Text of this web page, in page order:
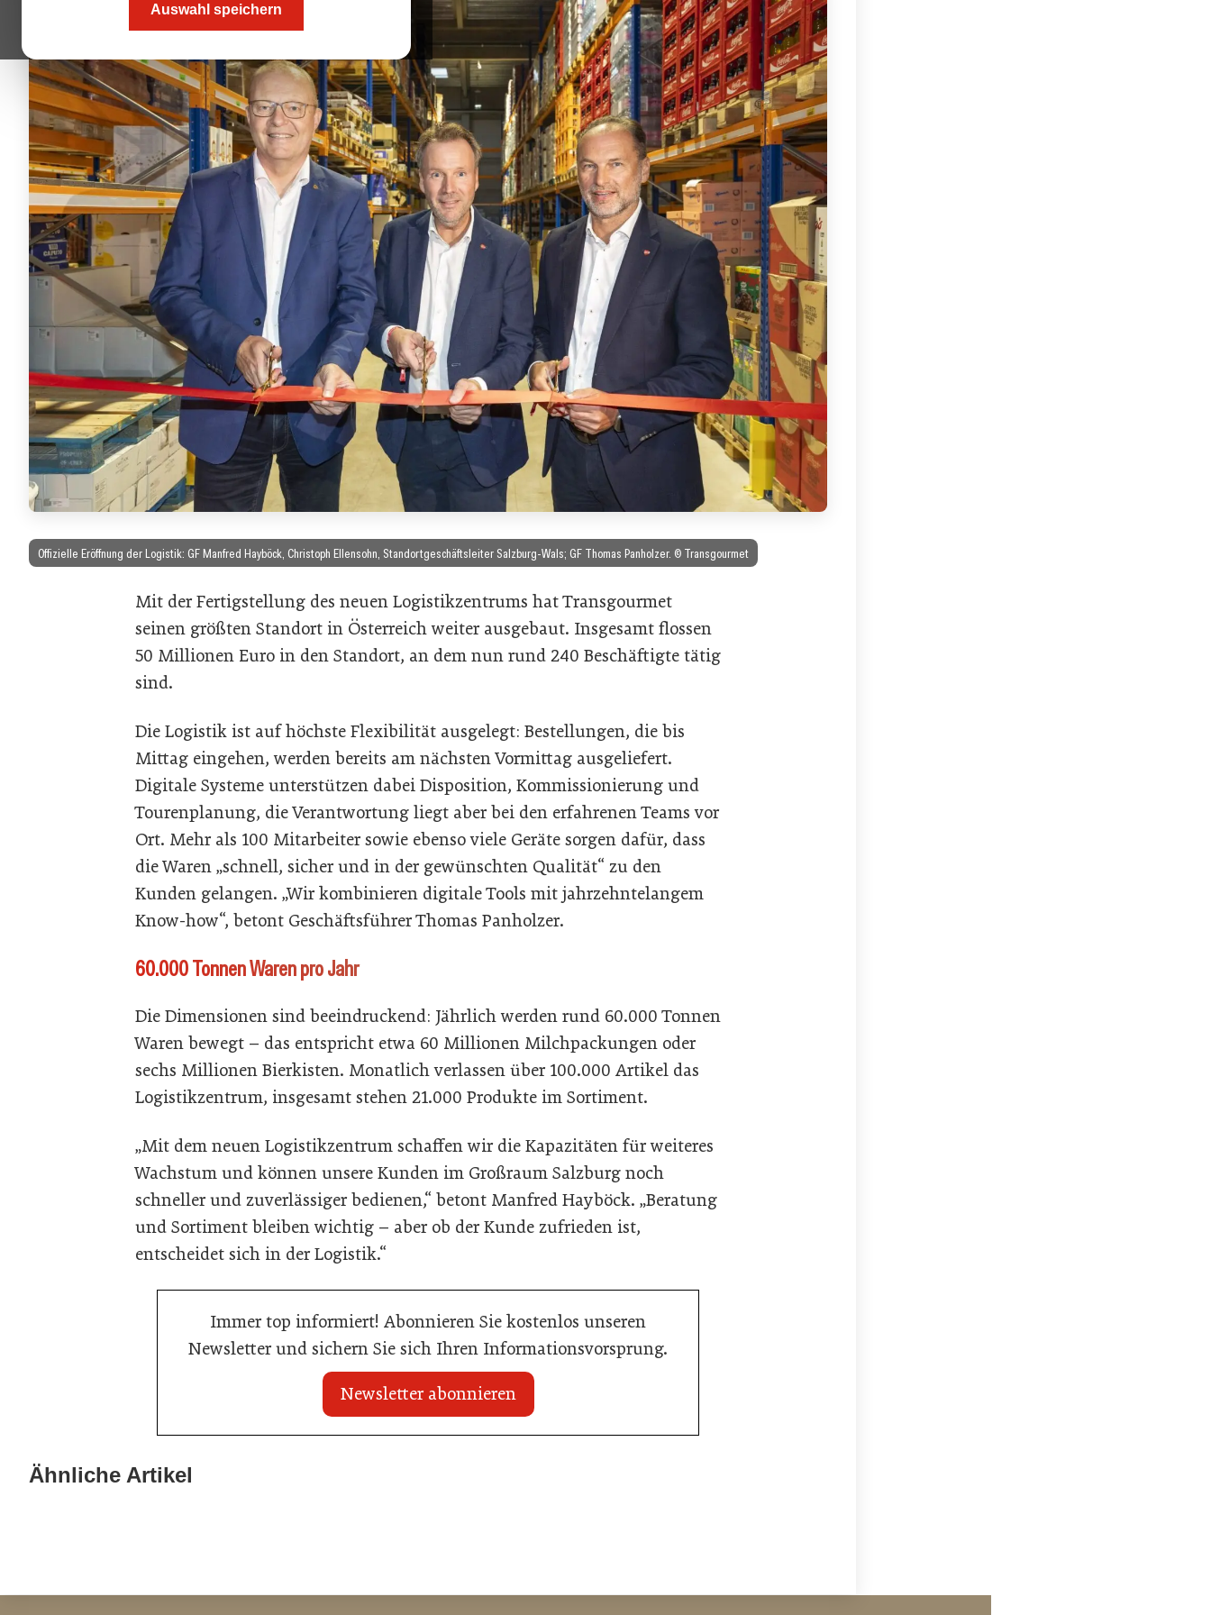
Auswahl speichern
Offizielle Eröffnung der Logistik: GF Manfred Hayböck, Christoph Ellensohn, Standortgeschäftsleiter Salzburg-Wals; GF Thomas Panholzer. © Transgourmet
Mit der Fertigstellung des neuen Logistikzentrums hat Transgourmet
seinen größten Standort in Österreich weiter ausgebaut. Insgesamt flossen
50 Millionen Euro in den Standort, an dem nun rund 240 Beschäftigte tätig
sind.
Die Logistik ist auf höchste Flexibilität ausgelegt: Bestellungen, die bis
Mittag eingehen, werden bereits am nächsten Vormittag ausgeliefert.
Digitale Systeme unterstützen dabei Disposition, Kommissionierung und
Tourenplanung, die Verantwortung liegt aber bei den erfahrenen Teams vor
Ort. Mehr als 100 Mitarbeiter sowie ebenso viele Geräte sorgen dafür, dass
die Waren „schnell, sicher und in der gewünschten Qualität“ zu den
Kunden gelangen. „Wir kombinieren digitale Tools mit jahrzehntelangem
Know-how“, betont Geschäftsführer Thomas Panholzer.
60.000 Tonnen Waren pro Jahr
Die Dimensionen sind beeindruckend: Jährlich werden rund 60.000 Tonnen
Waren bewegt – das entspricht etwa 60 Millionen Milchpackungen oder
sechs Millionen Bierkisten. Monatlich verlassen über 100.000 Artikel das
Logistikzentrum, insgesamt stehen 21.000 Produkte im Sortiment.
„Mit dem neuen Logistikzentrum schaffen wir die Kapazitäten für weiteres
Wachstum und können unsere Kunden im Großraum Salzburg noch
schneller und zuverlässiger bedienen,“ betont Manfred Hayböck. „Beratung
und Sortiment bleiben wichtig – aber ob der Kunde zufrieden ist,
entscheidet sich in der Logistik.“
Immer top informiert! Abonnieren Sie kostenlos unseren
Newsletter und sichern Sie sich Ihren Informationsvorsprung.
Newsletter abonnieren
Ähnliche Artikel
Metro Österreich: Wechsel in der